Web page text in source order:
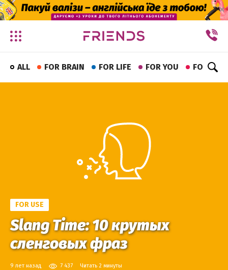
✕
ALL FOR BRAIN FOR LIFE FOR YOU FOR FUN
FOR USE
Slang Time: 10 крутых
сленговых фраз
9 лет назад 7 437 Читать 2 минуты